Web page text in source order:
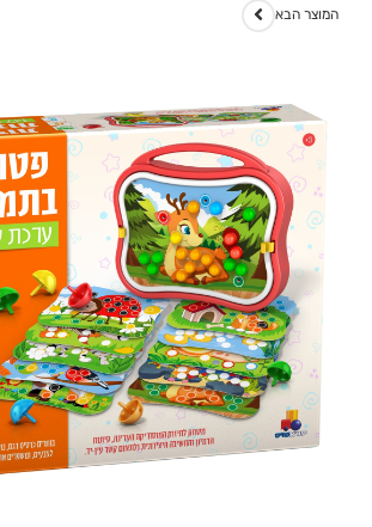
המוצר הבא